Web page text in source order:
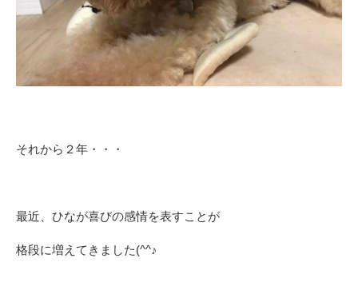
それから２年・・・
最近、ひなが喜びの感情を表すことが
格段に増えてきました(^^♪